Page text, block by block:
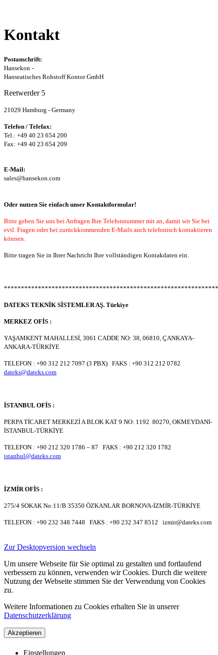
Kontakt
Postanschrift:
Hansekon -
Hanseatisches Rohstoff Kontor GmbH
Reetwerder 5
21029 Hamburg - Germany
Telefon / Telefax:
Tel.: +49 40 23 654 200
Fax: +49 40 23 654 209
E-Mail:
sales@hansekon.com
Oder nutzen Sie einfach unser Kontaktformular!
Bitte geben Sie uns bei Anfragen Ihre Telefonnummer mit an, damit wir Sie bei
evtl. Fragen oder bei zurückkommenden E-Mails auch telefonisch kontaktieren
können.
Bitte tragen Sie in Ihrer Nachricht Ihre vollständigen Kontakdaten ein.
DATEKS TEKNİK SİSTEMLER AŞ. Türkiye
MERKEZ OFİS :
YAŞAMKENT MAHALLESİ, 3061 CADDE NO: 38, 06810, ÇANKAYA-
ANKARA-TÜRKİYE
TELEFON : +90 312 212 7097 (3 PBX) FAKS : +90 312 212 0782
dateks@dateks.com
İSTANBUL OFİS :
PERPA TİCARET MERKEZİ A BLOK KAT 9 NO: 1192 80270, OKMEYDANI-
İSTANBUL-TÜRKİYE
TELEFON : +90 212 320 1786 – 87 FAKS : +90 212 320 1782
istanbul@dateks.com
İZMİR OFİS :
275/4 SOKAK No:11/B 35350 ÖZKANLAR BORNOVA-İZMİR-TÜRKİYE
TELEFON : +90 232 348 7448 FAKS : +90 232 347 8512 izmir@dateks.com
Zur Desktopversion wechseln
Um unsere Webseite für Sie optimal zu gestalten und fortlaufend
verbessern zu können, verwenden wir Cookies. Durch die weitere
Nutzung der Webseite stimmen Sie der Verwendung von Cookies
zu.
Weitere Informationen zu Cookies erhalten Sie in unserer
Datenschutzerklärung
Akzeptieren
Einstellungen